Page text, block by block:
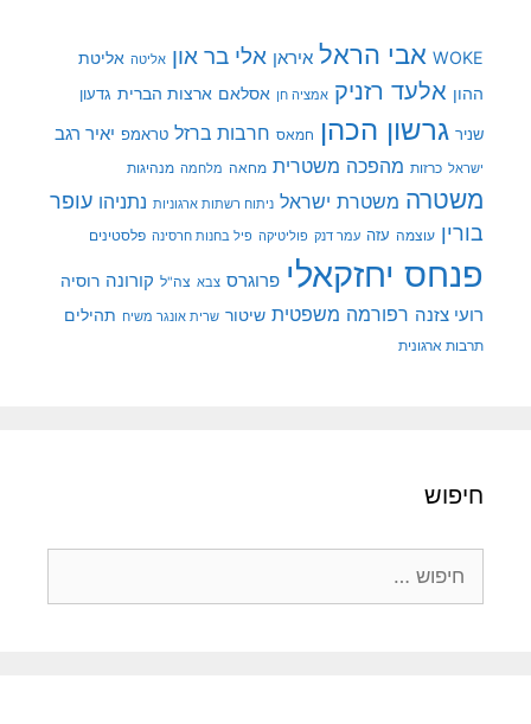
WOKE אבי הראל איראן אלי בר און אליטה אליטת
ההון אלעד רזניק אמציה חן אסלאם ארצות הברית גדעון
שניר גרשון הכהן חמאס חרבות ברזל טראמפ יאיר רגב
ישראל כרזות מהפכה משטרית מחאה מלחמה מנהיגות
משטרה משטרת ישראל ניתוח רשתות ארגוניות נתניהו עופר
בורין עוצמה עזה עמר דנק פוליטיקה פיל בחנות חרסינה פלסטינים
פנחס יחזקאלי פרוגרס צבא צה"ל קורונה רוסיה
רועי צזנה רפורמה משפטית שיטור שרית אונגר משיח תהילים
תרבות ארגונית
חיפוש